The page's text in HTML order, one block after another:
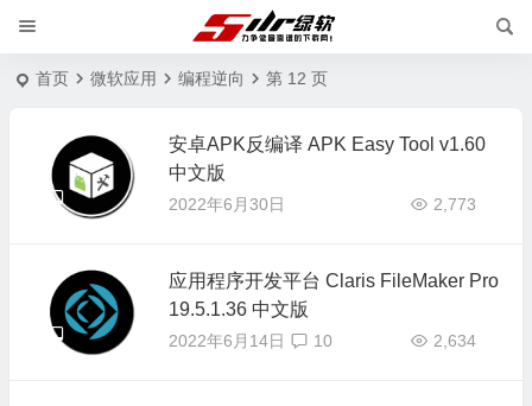
首页 微软应用 编程逆向 第 12 页
安卓APK反编译 APK Easy Tool v1.60
中文版
2022年6月30日 2,773
应用程序开发平台 Claris FileMaker Pro
19.5.1.36 中文版
2022年6月14日 2,634
10